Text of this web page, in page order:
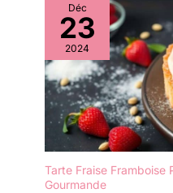
Déc
23
2024
Tarte Fraise Framboise
Gourmande